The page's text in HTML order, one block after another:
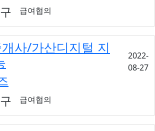
급여협의
사/가산디지털 지
2022-
08-27
급여협의